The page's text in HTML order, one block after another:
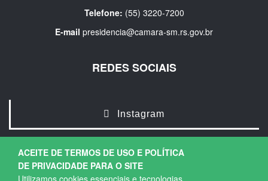
ACEITE DE TERMOS DE USO E POLÍTICA
DE PRIVACIDADE PARA O SITE
Utilizamos cookies essenciais e tecnologias
Telefone: (55) 3220-7200
E-mail presidencia@camara-sm.rs.gov.br
REDES SOCIAIS
Instagram